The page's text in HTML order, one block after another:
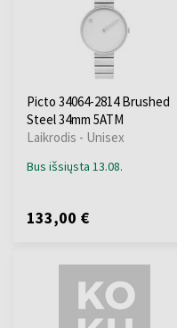
Picto 34064-2814 Brushed
Steel 34mm 5ATM
Laikrodis - Unisex
Bus išsiųsta 13.08.
133,00 €